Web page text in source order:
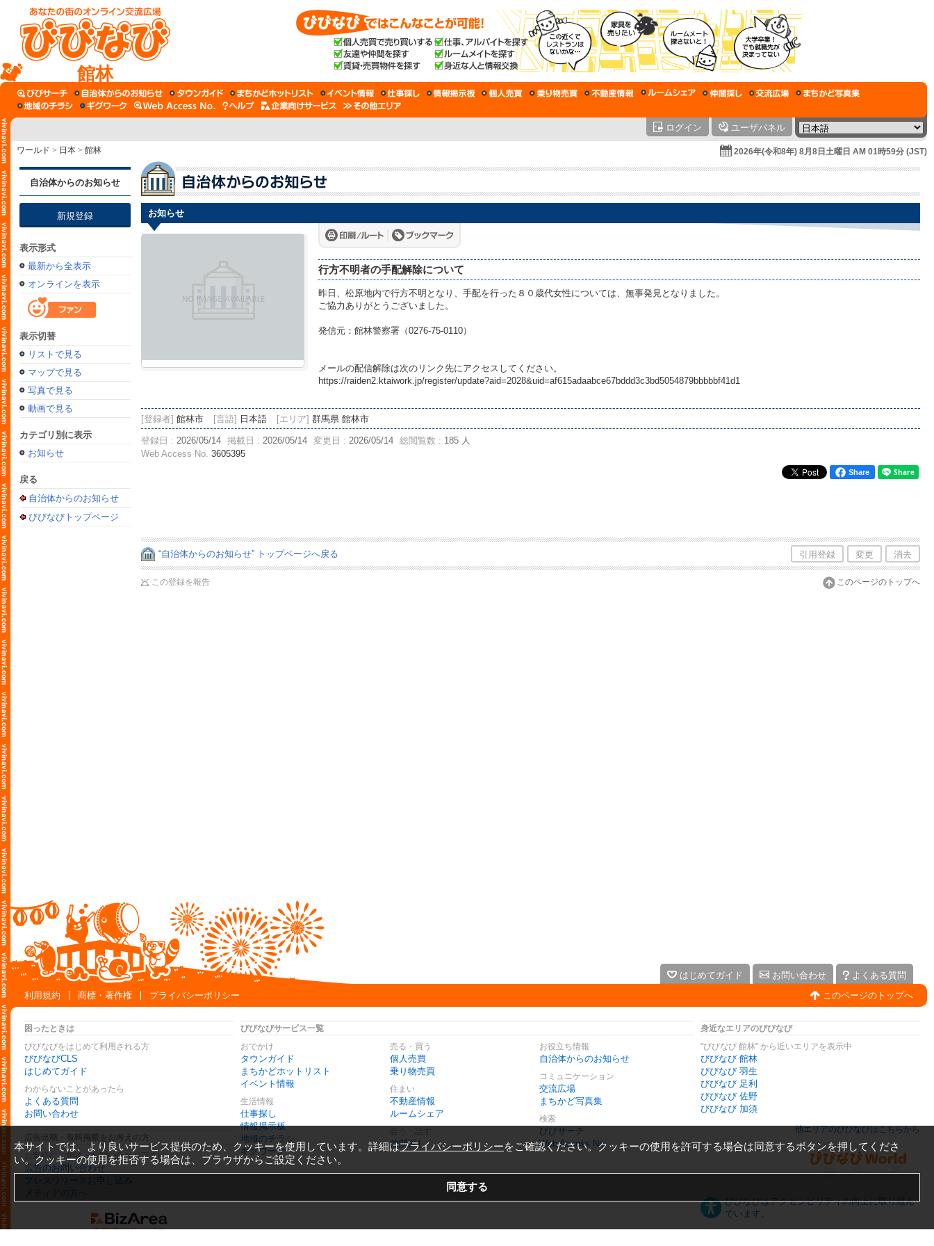
館林
ログイン ユーザパネル
ワールド > 日本 > 館林 2026年(令和8年) 8月8日土曜日 AM 01時59分 (JST)
自治体からのお知らせ
新規登録
表示形式
最新から全表示
オンラインを表示
表示切替
リストで見る
マップで見る
写真で見る
動画で見る
カテゴリ別に表示
お知らせ
戻る
自治体からのお知らせ
びびなびトップページ
お知らせ
行方不明者の手配解除について
昨日、松原地内で行方不明となり、手配を行った８０歳代女性については、無事発見となりました。
ご協力ありがとうございました。
発信元：館林警察署（0276-75-0110）
メールの配信解除は次のリンク先にアクセスしてください。
https://raiden2.ktaiwork.jp/register/update?aid=2028&uid=af615adaabce67bddd3c3bd5054879bbbbbf41d1
[登録者] 館林市 [言語] 日本語 [エリア] 群馬県 館林市
登録日 : 2026/05/14 掲載日 : 2026/05/14 変更日 : 2026/05/14 総閲覧数 : 185 人
Web Access No. 3605395
Share
“自治体からのお知らせ” トップページへ戻る 引用登録 変更 消去
この登録を報告 このページのトップへ
はじめてガイド お問い合わせ
よくある質問
利用規約
商標・著作権 プライバシーポリシー このページのトップへ
困ったときは
びびなびをはじめて利用される方
びびなびCLS
はじめてガイド
わからないことがあったら
よくある質問
お問い合わせ
お気軽にご相談・お問い合わせ下さい
広告のお問い合わせ
プレスリリースお申し込み
メディアの方へ
びびなびサービス一覧
おでかけ
タウンガイド
まちかどホットリスト
イベント情報
生活情報
仕事探し
情報掲示板
地域のチラシ
ギグワーク
売る・買う
個人売買
乗り物売買
住まい
不動産情報
ルームシェア
仲間探し
お役立ち情報
自治体からのお知らせ
コミュニケーション
交流広場
まちかど写真集
検索
びびサーチ
Web Access No.
身近なエリアのびびなび
"びびなび 館林" から近いエリアを表示中
びびなび 館林
びびなび 羽生
びびなび 足利
びびなび 佐野
びびなび 加須
他エリアのびびなびはこちらから
びびなびはアクセシビリティの向上に取り組ん
でいます。
本サイトでは、より良いサービス提供のため、クッキーを使用しています。詳細はプライバシーポリシーをご確認ください。クッキーの使用を許可する場合は同意するボタンを押してくださ
い。クッキーの使用を拒否する場合は、ブラウザからご設定ください。